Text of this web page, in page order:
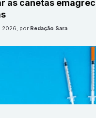
as canetas
2026, por Redação Sara